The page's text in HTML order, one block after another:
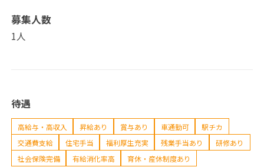
募集人数
1人
待遇
高給与・高収入 昇給あり 賞与あり 車通勤可
駅チカ
交通費支給
住宅手当 福利厚生充実 残業手当あり
研修あり
社会保険完備
有給消化率高 育休・産休制度あり